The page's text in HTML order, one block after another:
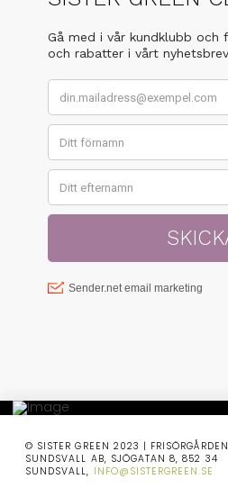
© SISTER GREEN 2023 | FRISÖRGÅRDEN
SUNDSVALL AB, SJÖGATAN 8, 852 34
SUNDSVALL, INFO@SISTERGREEN.SE